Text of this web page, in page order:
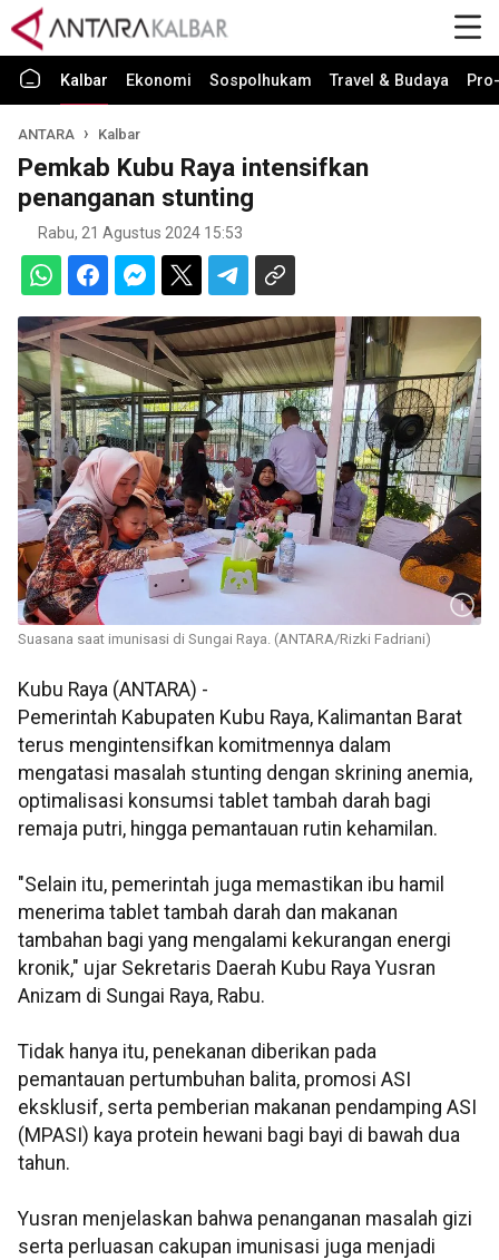
Kalbar Ekonomi Sospolhukam Travel & Budaya
ANTARA Kalbar
Pemkab Kubu Raya intensifkan
penanganan stunting
Rabu, 21 Agustus 2024 15:53
Suasana saat imunisasi di Sungai Raya. (ANTARA/Rizki Fadriani)
Kubu Raya (ANTARA) -
Pemerintah Kabupaten Kubu Raya, Kalimantan Barat
terus mengintensifkan komitmennya dalam
mengatasi masalah stunting dengan skrining anemia,
optimalisasi konsumsi tablet tambah darah bagi
remaja putri, hingga pemantauan rutin kehamilan.
"Selain itu, pemerintah juga memastikan ibu hamil
menerima tablet tambah darah dan makanan
tambahan bagi yang mengalami kekurangan energi
kronik," ujar Sekretaris Daerah Kubu Raya Yusran
Anizam di Sungai Raya, Rabu.
Tidak hanya itu, penekanan diberikan pada
pemantauan pertumbuhan balita, promosi ASI
eksklusif, serta pemberian makanan pendamping ASI
(MPASI) kaya protein hewani bagi bayi di bawah dua
tahun.
Yusran menjelaskan bahwa penanganan masalah gizi
serta perluasan cakupan imunisasi juga menjadi